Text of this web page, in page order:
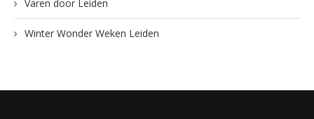
Varen door Leiden
Winter Wonder Weken Leiden